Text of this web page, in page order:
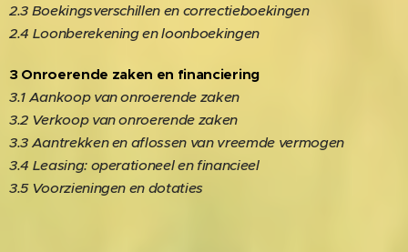
2.3 Boekingsverschillen en correctieboekingen
2.4 Loonberekening en loonboekingen
3 Onroerende zaken en financiering
3.1 Aankoop van onroerende zaken
3.2 Verkoop van onroerende zaken
3.3 Aantrekken en aflossen van vreemde vermogen
3.4 Leasing: operationeel en financieel
3.5 Voorzieningen en dotaties